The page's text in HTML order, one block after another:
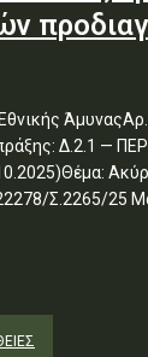
Δ.2.1 —
Σ.2265/25